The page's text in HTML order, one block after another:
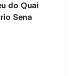
do Quai
Sena